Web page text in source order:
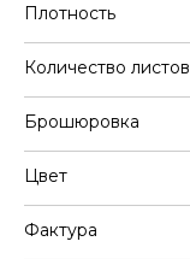
Плотность
Количество листов
Брошюровка
Цвет
Фактура